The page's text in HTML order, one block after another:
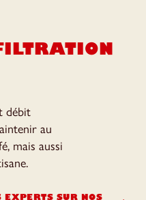
débit
au
mais aussi
SUR NOS